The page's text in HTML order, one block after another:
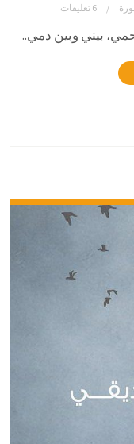
6 تعليقات
بيني وبين دمي..